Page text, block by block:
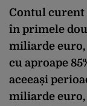
Contul curent
în primele
miliarde euro,
cu aproape
aceeași
miliarde